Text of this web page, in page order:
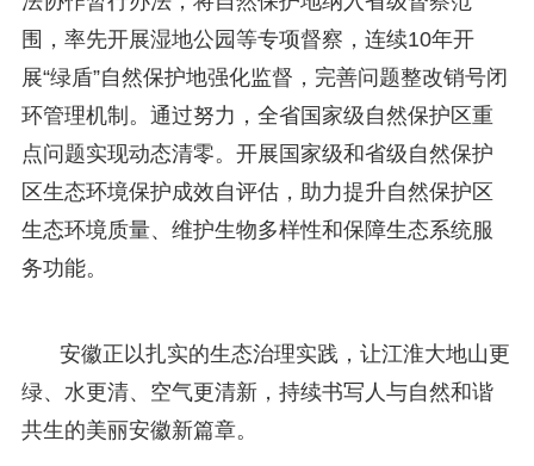
围，率先开展湿地公园等专项督察，连续10年开
展“绿盾”自然保护地强化监督，完善问题整改销号闭
环管理机制。通过努力，全省国家级自然保护区重
点问题实现动态清零。开展国家级和省级自然保护
区生态环境保护成效自评估，助力提升自然保护区
生态环境质量、维护生物多样性和保障生态系统服
务功能。
安徽正以扎实的生态治理实践，让江淮大地山更
绿、水更清、空气更清新，持续书写人与自然和谐
共生的美丽安徽新篇章。